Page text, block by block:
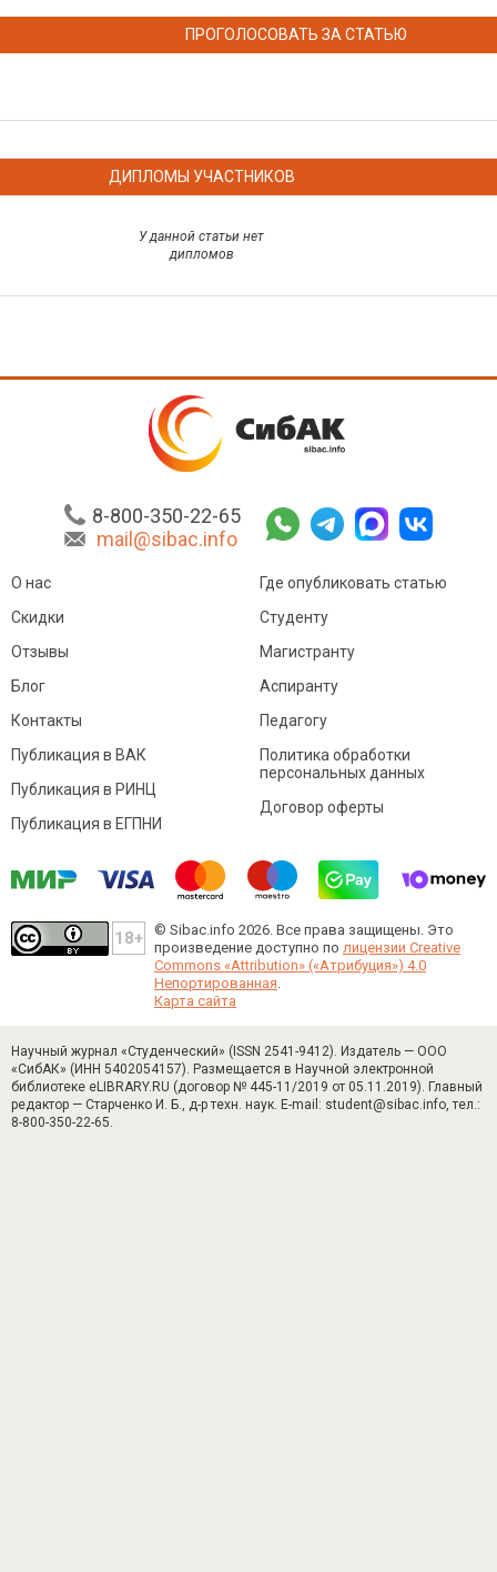
ПРОГОЛОСОВАТЬ ЗА СТАТЬЮ
ДИПЛОМЫ УЧАСТНИКОВ
У данной статьи нет
дипломов
8-800-350-22-65
mail@sibac.info
О нас
Скидки
Отзывы
Блог
Контакты
Где опубликовать статью
Студенту
Магистранту
Аспиранту
Педагогу
Публикация в ВАК
Публикация в РИНЦ
Публикация в ЕГПНИ
Политика обработки
персональных данных
Договор оферты
© Sibac.info 2026. Все права защищены. Это
произведение доступно по лицензии Creative
Commons «Attribution» («Атрибуция») 4.0
Непортированная.
Карта сайта
Научный журнал «Студенческий» (ISSN 2541-9412). Издатель — ООО
«СибАК» (ИНН 5402054157). Размещается в Научной электронной
библиотеке eLIBRARY.RU (договор № 445-11/2019 от 05.11.2019). Главный
редактор — Старченко И. Б., д-р техн. наук. E-mail: student@sibac.info, тел.:
8-800-350-22-65.